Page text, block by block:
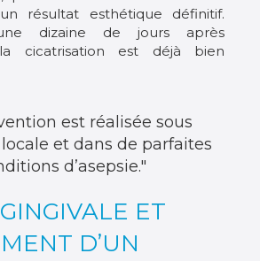
résultat esthétique définitif.
dizaine de jours après
la cicatrisation est déjà bien
est réalisée sous
et dans de parfaites
d’asepsie."
ET
D’UN